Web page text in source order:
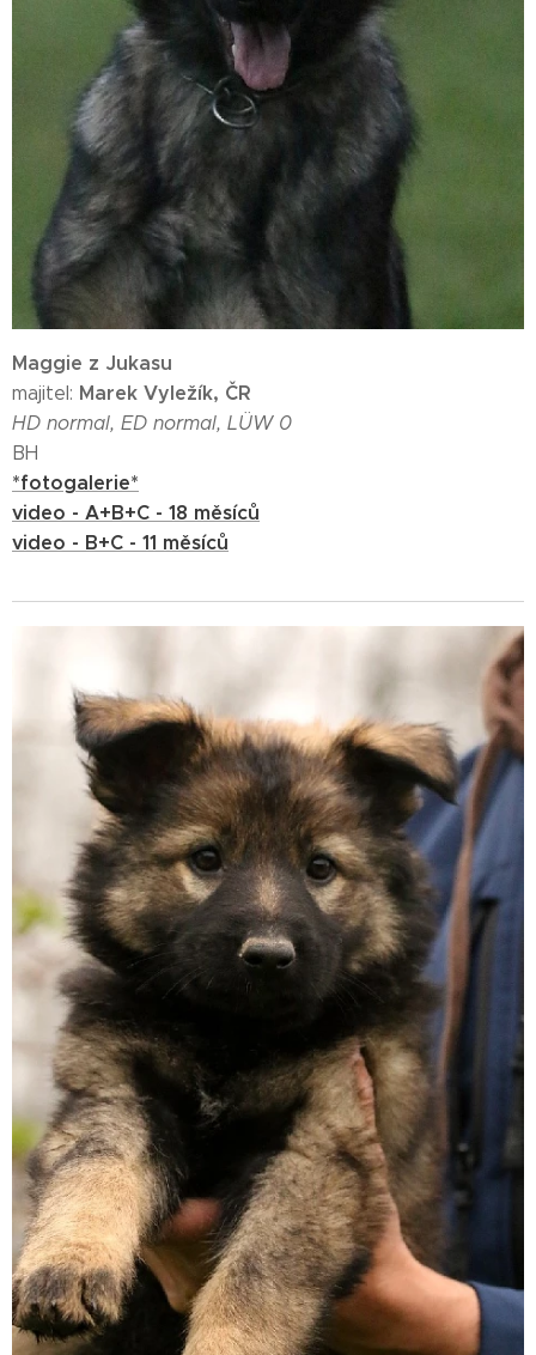
Maggie z Jukasu
majitel: Marek Vyležík, ČR
HD normal, ED normal, LÜW 0
BH
*fotogalerie*
video - A+B+C - 18 měsíců
video - B+C - 11 měsíců